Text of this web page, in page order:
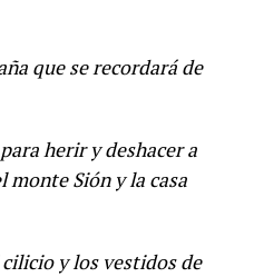
que se recordará de
herir y deshacer a
Sión y la casa
cilicio y los vestidos de